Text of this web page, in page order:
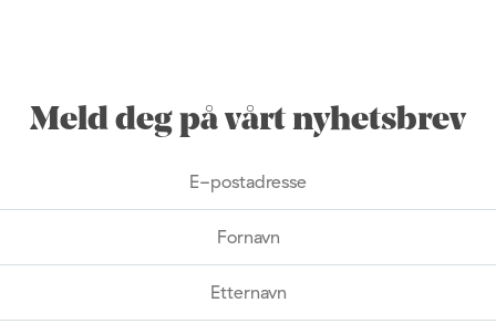
Meld deg på vårt nyhetsbrev